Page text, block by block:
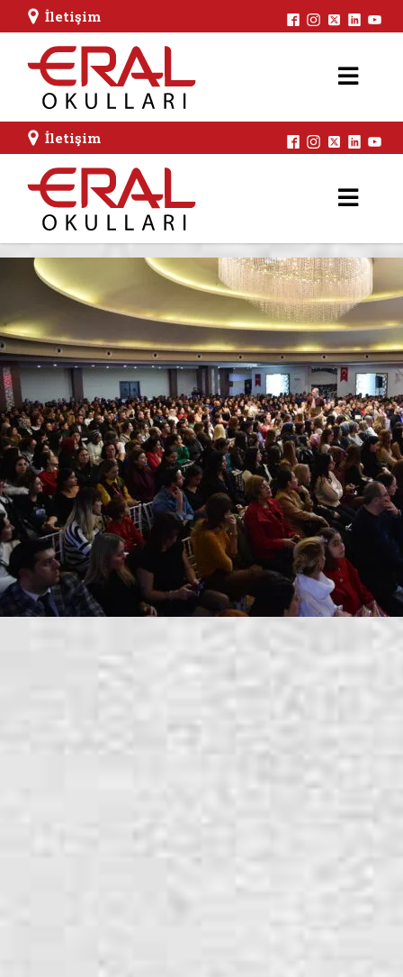
İletişim
İletişim